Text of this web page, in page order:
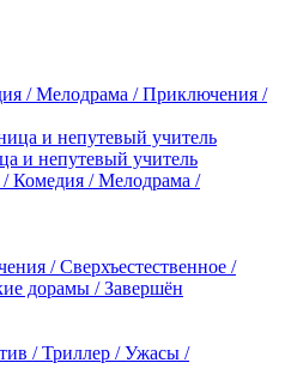
/ Мелодрама / Приключения /
и непутевый учитель
Комедия / Мелодрама /
/ Сверхъестественное /
дорамы / Завершён
/ Триллер / Ужасы /